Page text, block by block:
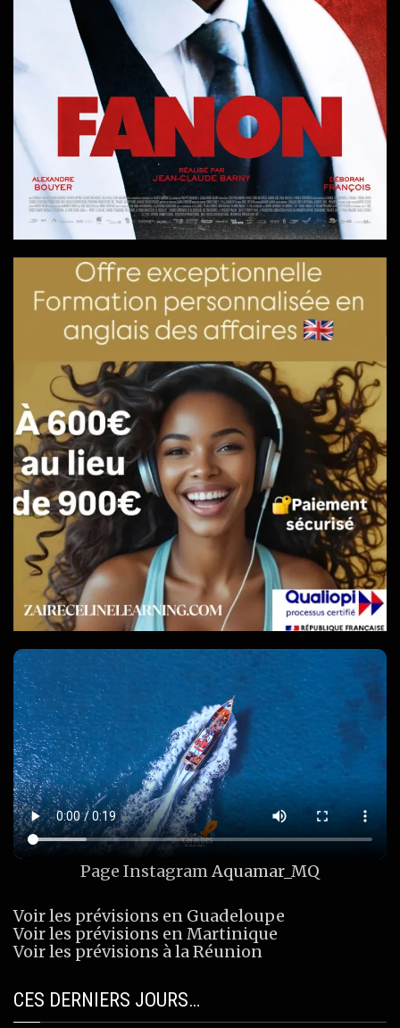
Page InstagramAquamar_MQ
Voir les prévisions en Guadeloupe
Voir les prévisions en Martinique
Voir les prévisions à la Réunion
CES DERNIERS JOURS…